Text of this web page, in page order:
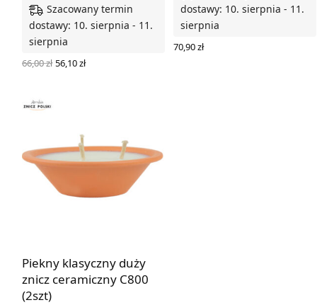
Szacowany termin
dostawy: 10. sierpnia - 11.
sierpnia
66,00zł Pierwotna
cena
56,10złAktualna
dostawy: 10. sierpnia - 11.
sierpnia
70,90zł
Piekny klasyczny duży
znicz ceramiczny C800
(2szt)